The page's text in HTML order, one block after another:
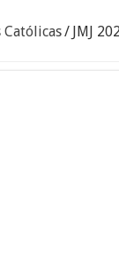
Filme Sagrado
/ JMJ